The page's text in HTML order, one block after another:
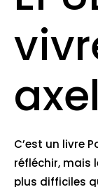
C’est un livre
réfléchir, mais
plus difficiles